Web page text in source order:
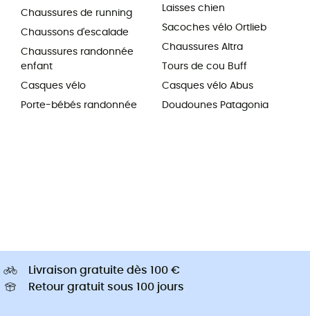
Chaussures de running
Chaussons d'escalade
Chaussures randonnée
enfant
Casques vélo
Porte-bébés randonnée
Laisses chien
Sacoches vélo Ortlieb
Chaussures Altra
Tours de cou Buff
Casques vélo Abus
Doudounes Patagonia
Livraison gratuite dès 100 €
Retour gratuit sous 100 jours